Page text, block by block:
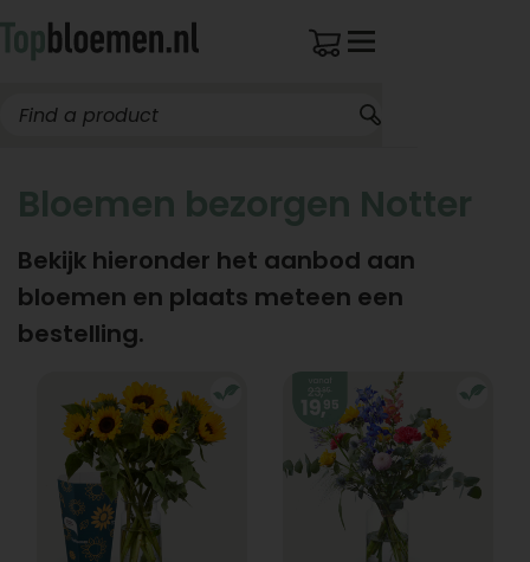
Bloemen bezorgen Notter
Bekijk hieronder het aanbod aan
bloemen en plaats meteen een
bestelling.